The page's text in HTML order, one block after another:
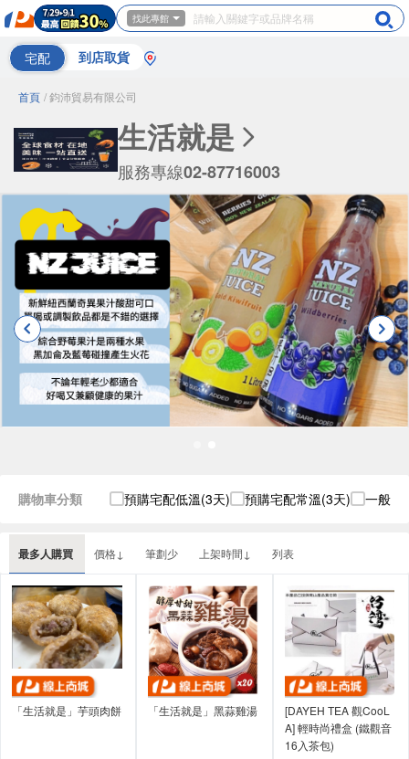
找此專館
宅配 到店取貨
首頁 / 鈞沛貿易有限公司
生活就是
服務專線02-87716003
最多人購買 價格↓ 筆劃少 上架時間↓ 列表
購物車分類 預購宅配低溫(3天) 預購宅配常溫(3天) 一般宅
「生活就是」芋頭肉餅 「生活就是」黑蒜雞湯
[DAYEH TEA 觀CooL
A] 輕時尚禮盒 (鐵觀音
16入茶包)